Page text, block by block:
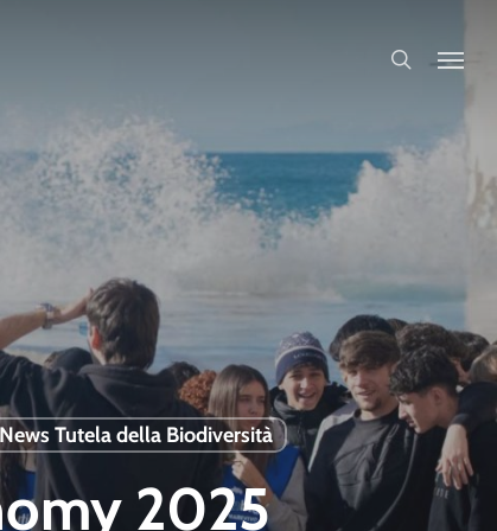
search
Tutela della Biodiversità
2025